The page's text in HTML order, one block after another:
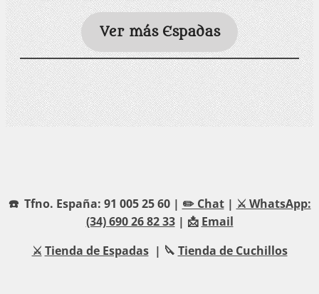
Ver más Espadas
☎️ Tfno. España: 91 005 25 60 | ✏️ Chat| ⚔️ WhatsApp:
(34) 690 26 82 33| 📩 Email
⚔️ Tienda de Espadas| 🔪 Tienda de Cuchillos